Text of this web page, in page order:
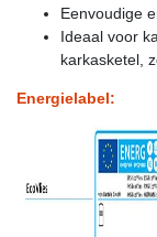
Eenvoudige
Ideaal voor
karkasketel,
Energielabel: